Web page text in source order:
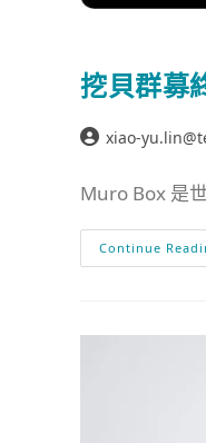
挖貝群募
xiao-
Muro Box 是
Continue